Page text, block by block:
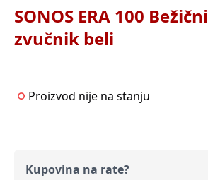
SONOS ERA 100 Bežični
zvučnik beli
Proizvod nije na stanju
Kupovina na rate?